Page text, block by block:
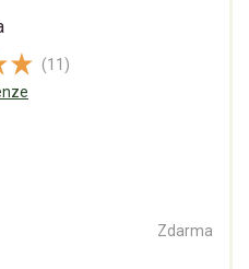
(11)
Zdarma